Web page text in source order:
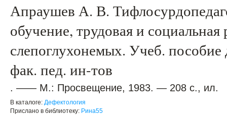
Апраушев А. В.
обучение, трудовая и социальная
слепоглухонемых. Учеб. пособие
фак. пед. ин-тов
. —— М.: Просвещение, 1983. — 208 с., ил.
В каталоге: Дефектология
Прислано в библиотеку: Рина55